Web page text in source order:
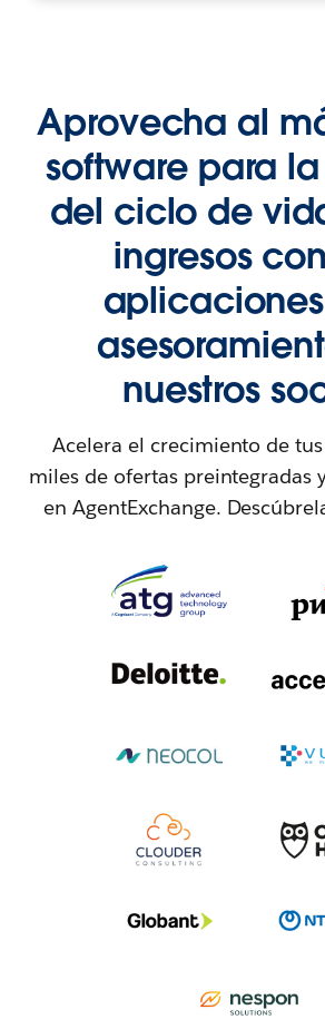
Aprovecha al
software para
del ciclo de
ingresos
nuestros
Acelera el crecimiento de
miles de ofertas preintegradas
en AgentExchange.